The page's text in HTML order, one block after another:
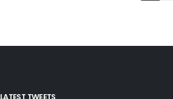
LATEST TWEETS